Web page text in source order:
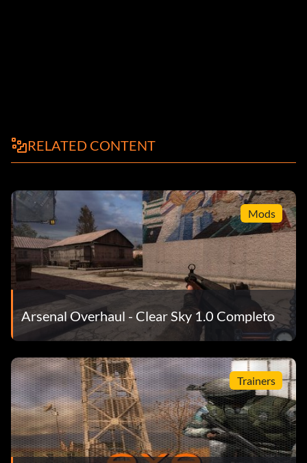
RELATED CONTENT
Mods
Arsenal Overhaul - Clear Sky 1.0 Completo
Trainers